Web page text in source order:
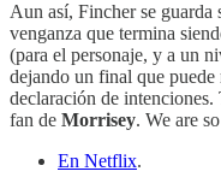
Aun así, Fincher se guarda
venganza que termina
(para el personaje, y a un
dejando un final que
declaración de
fan de Morrisey. We are
En Netflix.